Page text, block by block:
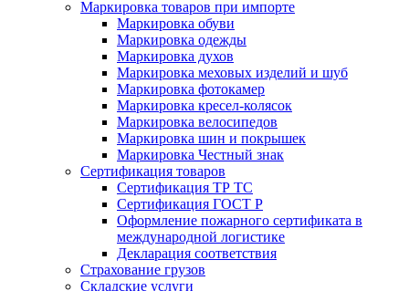
Маркировка товаров при импорте
Маркировка обуви
Маркировка одежды
Маркировка духов
Маркировка меховых изделий и шуб
Маркировка фотокамер
Маркировка кресел-колясок
Маркировка велосипедов
Маркировка шин и покрышек
Маркировка Честный знак
Сертификация товаров
Сертификация ТР ТС
Сертификация ГОСТ Р
Оформление пожарного сертификата в
международной логистике
Декларация соответствия
Страхование грузов
Складские услуги